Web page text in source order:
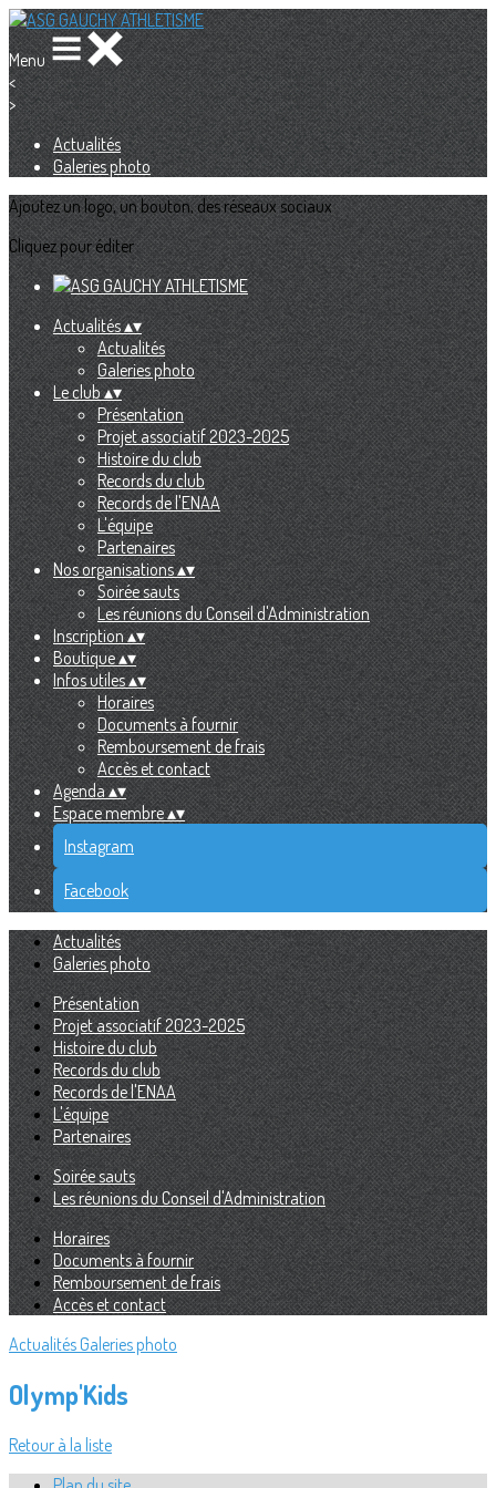
Menu
<
>
Actualités
Galeries photo
Ajoutez un logo, un bouton, des réseaux sociaux
Cliquez pour éditer
Actualités▴▾
Actualités
Galeries photo
Le club▴▾
Présentation
Projet associatif 2023-2025
Histoire du club
Records du club
Records de l'ENAA
L'équipe
Partenaires
Nos organisations▴▾
Soirée sauts
Les réunions du Conseil d'Administration
Inscription▴▾
Boutique▴▾
Infos utiles▴▾
Horaires
Documents à fournir
Remboursement de frais
Accès et contact
Agenda▴▾
Espace membre▴▾
Instagram
Facebook
Actualités
Galeries photo
Présentation
Projet associatif 2023-2025
Histoire du club
Records du club
Records de l'ENAA
L'équipe
Partenaires
Soirée sauts
Les réunions du Conseil d'Administration
Horaires
Documents à fournir
Remboursement de frais
Accès et contact
Actualités Galeries photo
Olymp'Kids
Retour à la liste